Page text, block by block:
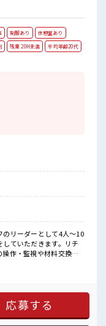
制服あり
休憩室あり
残業 20H未満
平均年齢20代
しょう！
のリーダーとして4人～10
ていただきます。リチ
作・監視や材料交換、
ラブル時の簡易メンテ
す♪ ≪ヘアカラーOKで
抜でなければ基本的に
≫ 制服があるので、 毎
だけど自分にもできそ
応募する